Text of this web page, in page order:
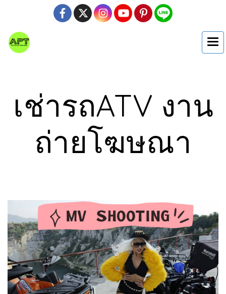
เช่ารถATV งาน
ถ่ายโฆษณา